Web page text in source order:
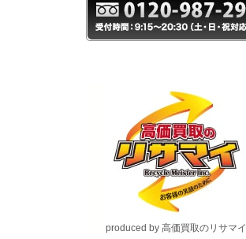
produced by 高価買取のリサマイ